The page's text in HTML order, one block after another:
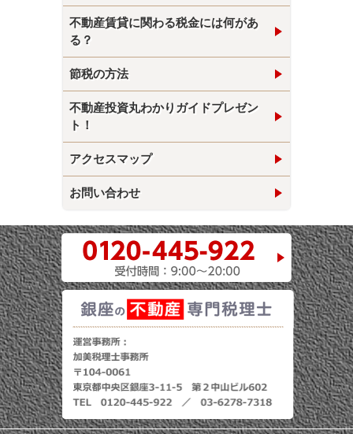
不動産賃貸に関わる税金には何があ
る？
節税の方法
不動産投資丸わかりガイドプレゼン
ト！
アクセスマップ
お問い合わせ